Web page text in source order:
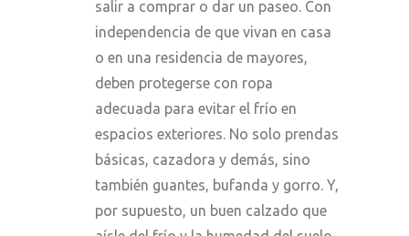
salir a comprar o dar un paseo. Con
independencia de que vivan en casa
o en una residencia de mayores,
deben protegerse con ropa
adecuada para evitar el frío en
espacios exteriores. No solo prendas
básicas, cazadora y demás, sino
también guantes, bufanda y gorro. Y,
por supuesto, un buen calzado que